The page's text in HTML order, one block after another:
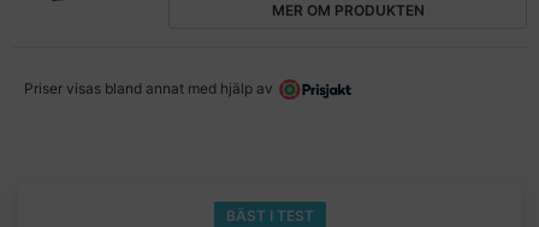
MER OM PRODUKTEN
Priser visas bland annat med hjälp av
BÄST I TEST